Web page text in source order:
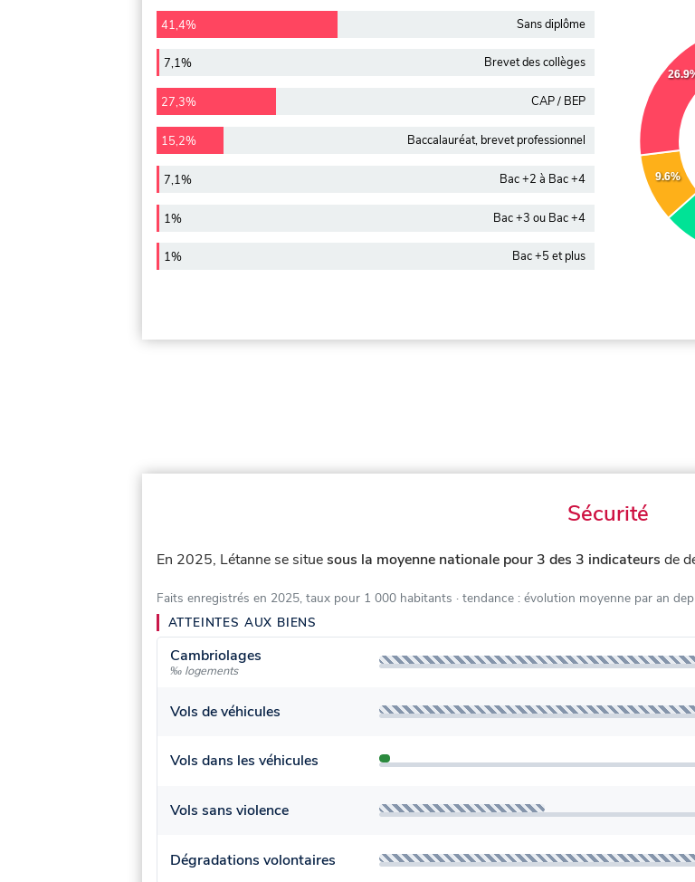
41,4% Sans diplôme
7,1% Brevet des collèges
27,3% CAP / BEP
15,2% Baccalauréat, brevet professionnel
7,1% Bac +2 à Bac +4
1% Bac +3 ou Bac +4
1% Bac +5 et plus
9.6%
Sécurité
En 2025, Létanne se situesous la moyenne nationale pour 3 des 3 indicateurs de
Faits enregistrés en 2025, taux pour 1 000 habitants · tendance : évolution moyenne par an
ATTEINTES AUX BIENS
Cambriolages
‰ logements
Vols de véhicules
Vols dans les véhicules
Vols sans violence
Dégradations volontaires